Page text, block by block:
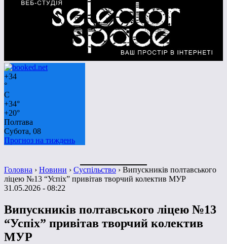
+34
°
C
+34°
+20°
Полтава
Субота, 08
Прогноз на тиждень
Головна › Новини › Суспільство › Випускників полтавського
ліцею №13 “Успіх” привітав творчий колектив МУР
31.05.2026 - 08:22
Випускників полтавського ліцею №13
“Успіх” привітав творчий колектив
МУР